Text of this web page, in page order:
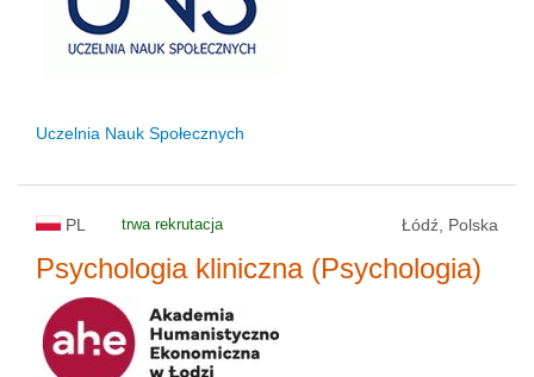
Uczelnia Nauk Społecznych
PL trwa rekrutacja Łódź, Polska
Psychologia kliniczna (Psychologia)